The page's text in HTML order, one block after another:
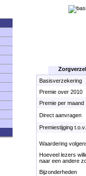
Basisverzekering
Premie over 2010
Premie per maand
Direct aanvragen
Premiestijging
Waardering
Hoeveel lezers
naar een andere
Bijzonderheden